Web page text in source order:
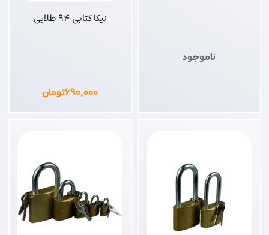
ناموجود
نیکا کتابی 94 طلایی
۶۹۰,۰۰۰تومان